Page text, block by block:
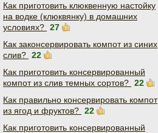
Как приготовить клюквенную настойку
на водке (клюквянку) в домашних
условиях? 27
Как законсервировать компот из синих
слив? 22
Как приготовить консервированный
компот из слив темных сортов? 22
Как правильно консервировать компот
из ягод и фруктов? 22
Как приготовить консервированный